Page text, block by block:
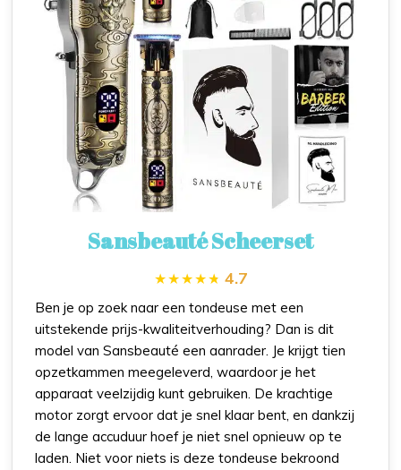
Sansbeauté Scheerset
4.7
Ben je op zoek naar een tondeuse met een
uitstekende prijs-kwaliteitverhouding? Dan is dit
model van Sansbeauté een aanrader. Je krijgt tien
opzetkammen meegeleverd, waardoor je het
apparaat veelzijdig kunt gebruiken. De krachtige
motor zorgt ervoor dat je snel klaar bent, en dankzij
de lange accuduur hoef je niet snel opnieuw op te
laden. Niet voor niets is deze tondeuse bekroond